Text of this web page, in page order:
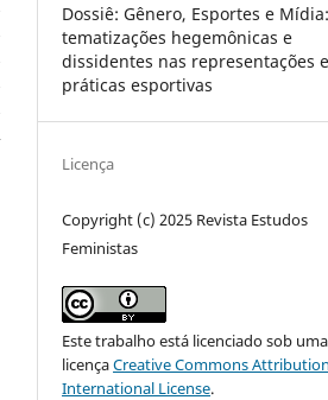
Dossiê: Gênero, Esportes e Mídia:
tematizações hegemônicas e
dissidentes nas representações e
práticas esportivas
Licença
Copyright (c) 2025 Revista Estudos
Feministas
Este trabalho está licenciado sob uma
licençaCreative Commons
International License.